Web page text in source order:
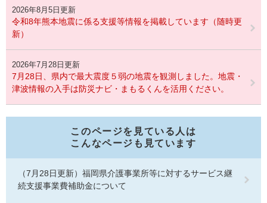
2026年8月5日更新
令和8年熊本地震に係る支援等情報を掲載しています（随時更
新）
2026年7月28日更新
7月28日、県内で最大震度５弱の地震を観測しました。地震・
津波情報の入手は防災ナビ・まもるくんを活用ください。
このページを見ている人は
こんなページも見ています
（7月28日更新）福岡県介護事業所等に対するサービス継
続支援事業費補助金について